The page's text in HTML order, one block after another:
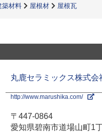
築材料 屋根材 屋根瓦
丸鹿セラミックス株式会
http://www.marushika.com/
〒447-0864
愛知県碧南市道場山町1